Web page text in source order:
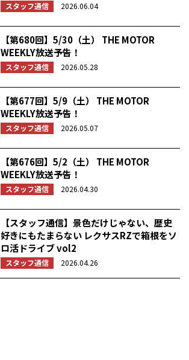
スタッフ通信 2026.06.04
【第680回】5/30（土） THE MOTOR
WEEKLY放送予告！
スタッフ通信 2026.05.28
【第677回】5/9（土） THE MOTOR
WEEKLY放送予告！
スタッフ通信 2026.05.07
【第676回】5/2（土） THE MOTOR
WEEKLY放送予告！
スタッフ通信 2026.04.30
【スタッフ通信】景色だけじゃない、歴史
好きにもたまらない レクサスRZで箱根をソ
ロ活ドライブ vol2
スタッフ通信 2026.04.26